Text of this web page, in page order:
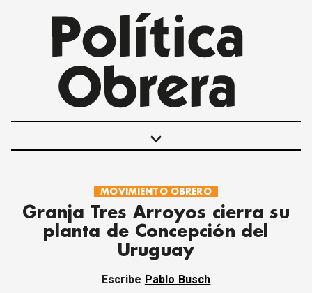
keyboard_arrow_down
POLÍTICAS
INTERNACIONALES
MOVIMIENTO OBRERO
MUJER
SOCIEDAD Y CULTURA
MOVIMIENTO OBRERO
Granja Tres Arroyos cierra su
planta de Concepción del
Uruguay
Escribe Pablo Busch